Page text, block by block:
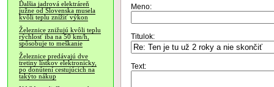
Ďalšia jadrová elektráreň
južne od Slovenska musela
kvôli teplu znížiť výkon
Železnice znižujú kvôli teplu
rýchlosť iba na 50 km/h,
spôsobuje to meškanie
Železnice predávajú dve
tretiny lístkov elektronicky,
po donútení cestujúcich na
takýto nákup
Meno:
Titulok:
Text: